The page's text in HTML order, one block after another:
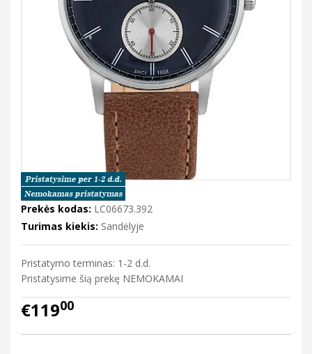
Prekės kodas: LC06673.392
Turimas kiekis: Sandėlyje
Pristatymo terminas: 1-2 d.d.
Pristatysime šią prekę NEMOKAMAI
€11900